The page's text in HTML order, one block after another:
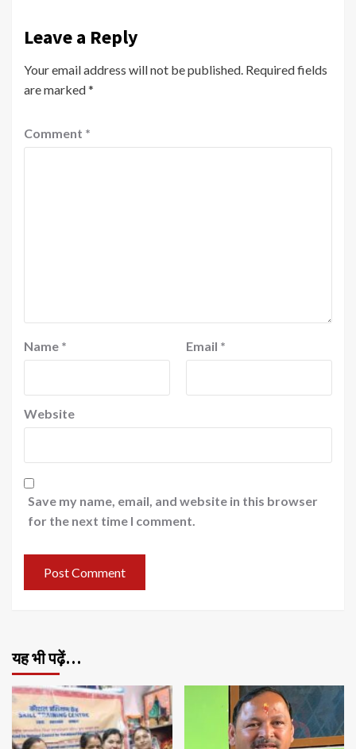
Leave a Reply
Your email address will not be published. Required fields
are marked*
Comment *
Name * Email *
Website
Save my name, email, and website in this browser
for the next time I comment.
यह भी पढ़ें…